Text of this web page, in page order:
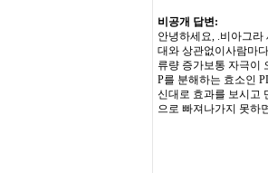
비공개 답변:
안녕하세요, .비아그
대와 상관없이사람마
류량 증가보통 자극이
P를 분해하는 효소인
신대로 효과를 보시고
으로 빠져나가지 못하